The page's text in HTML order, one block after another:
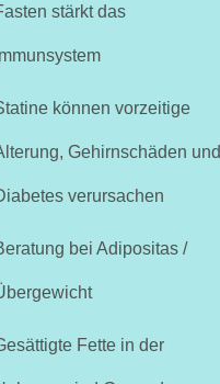
stärkt das
Immunsystem
können vorzeitige
Gehirnschäden und
verursachen
bei Adipositas /
Fette in der